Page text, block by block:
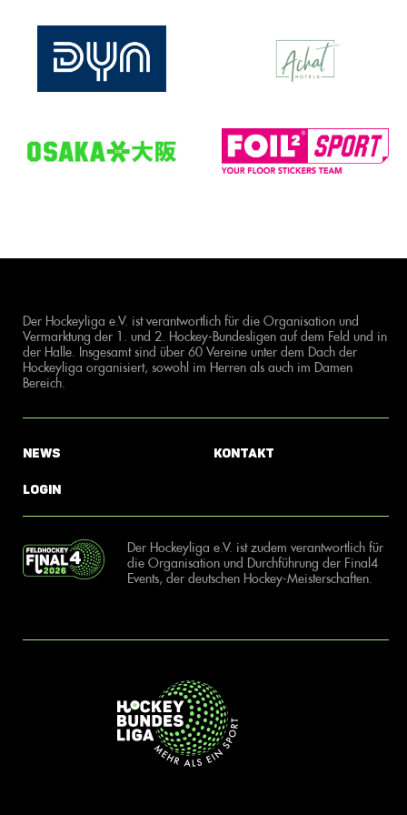
Der Hockeyliga e.V. ist verantwortlich für die Organisation und
Vermarktung der 1. und 2. Hockey-Bundesligen auf dem Feld und in
der Halle. Insgesamt sind über 60 Vereine unter dem Dach der
Hockeyliga organisiert, sowohl im Herren als auch im Damen
Bereich.
News
Login
Kontakt
Der Hockeyliga e.V. ist zudem verantwortlich für
die Organisation und Durchführung der Final4
Events, der deutschen Hockey-Meisterschaften.